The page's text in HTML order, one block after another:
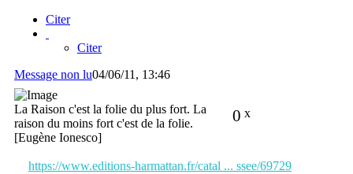
Citer
Citer
Message non lu04/06/11, 13:46
0 x
La Raison c'est la folie du plus fort. La
raison du moins fort c'est de la folie.
[Eugène Ionesco]
https://www.editions-harmattan.fr/catal ... ssee/69729